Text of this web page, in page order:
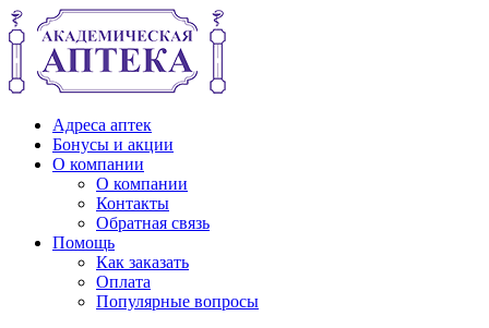
Адреса аптек
Бонусы и акции
О компании
О компании
Контакты
Обратная связь
Помощь
Как заказать
Оплата
Популярные вопросы